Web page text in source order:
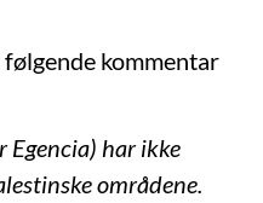
kommentar
Egencia) har ikke
områdene.